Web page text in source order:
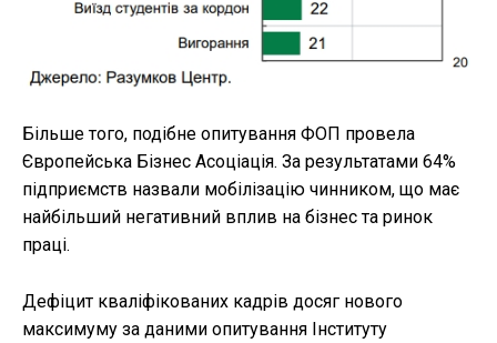
Більше того, подібне опитування ФОП провела
Європейська Бізнес Асоціація. За результатами 64%
підприємств назвали мобілізацію чинником, що має
найбільший негативний вплив на бізнес та ринок
праці.
Дефіцит кваліфікованих кадрів досяг нового
максимуму за даними опитування Інституту